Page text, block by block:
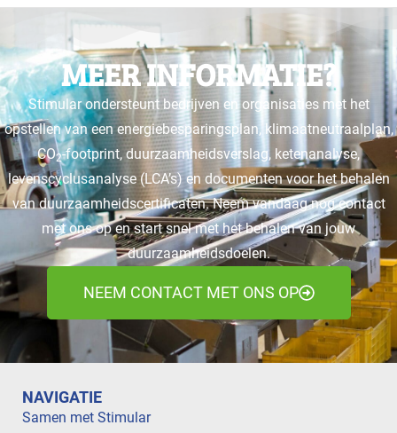
MEER INFORMATIE?
Stimular ondersteunt bedrijven en organisaties met het
opstellen van een energiebesparingsplan, klimaatneutraalplan,
CO2-footprint, duurzaamheidsverslag, ketenanalyse,
levenscyclusanalyse (LCA’s) en documenten voor het behalen
van duurzaamheidscertificaten. Neem vandaag nog contact
met ons op en start snel met het behalen van jouw
duurzaamheidsdoelen.
NEEM CONTACT MET ONS OP
NAVIGATIE
Samen met Stimular